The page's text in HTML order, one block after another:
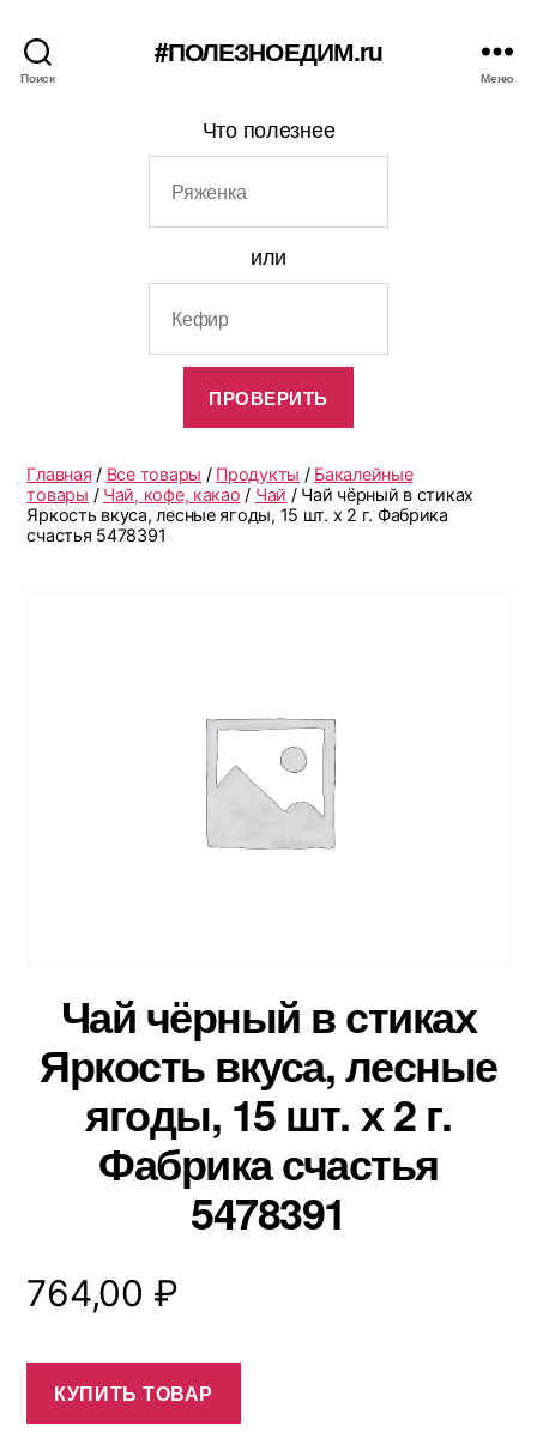
Поиск
#ПОЛЕЗНОЕДИМ.ru
Меню
Что полезнее
или
Главная / Все товары / Продукты / Бакалейные
товары / Чай, кофе, какао / Чай / Чай чёрный в стиках
Яркость вкуса, лесные ягоды, 15 шт. х 2 г. Фабрика
счастья 5478391
Чай чёрный в стиках
Яркость вкуса, лесные
ягоды, 15 шт. х 2 г.
Фабрика счастья
5478391
764,00 ₽
КУПИТЬ ТОВАР